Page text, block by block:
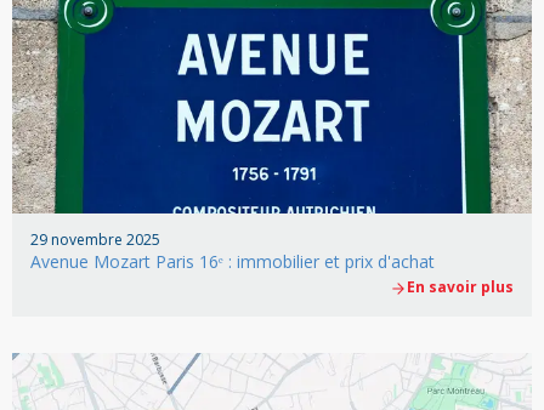
29 novembre 2025
Avenue Mozart Paris 16ᵉ : immobilier et prix d'achat
En savoir plus